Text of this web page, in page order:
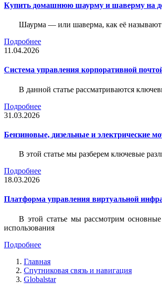
Купить домашнюю шаурму и шаверму на
Шаурма — или шаверма, как её
Подробнее
11.04.2026
Система управления корпоративной
В данной статье рассматриваются
Подробнее
31.03.2026
Бензиновые, дизельные и электрические
В этой статье мы разберем ключевые
Подробнее
18.03.2026
Платформа управления виртуальной
В этой статье мы рассмотрим
использования
Подробнее
Главная
Спутниковая связь и навигация
Globalstar